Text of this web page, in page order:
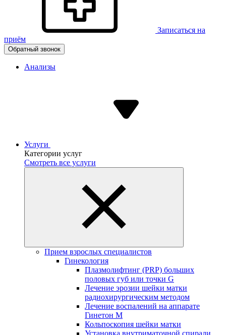
Записаться на
приём
Обратный звонок
Анализы
Услуги
Категории услуг
Смотреть все услуги
Прием взрослых специалистов
Гинекология
Плазмолифтинг (PRP) больших
половых губ или точки G
Лечение эрозии шейки матки
радиохирургическим методом
Лечение воспалений на аппарате
Гинетон М
Кольпоскопия шейки матки
Установка внутриматочной спирали